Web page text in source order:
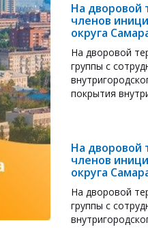
На дворовой
членов
округа
На дворовой
группы с
покрытия
На дворовой
членов
округа
На дворовой
группы с